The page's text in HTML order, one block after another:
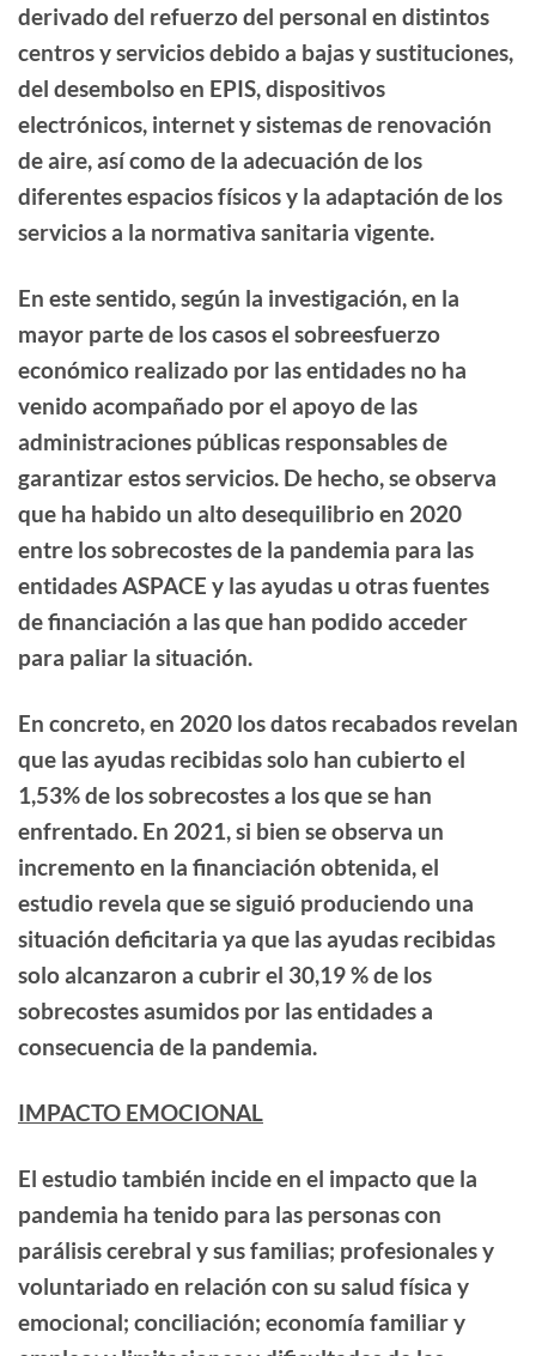
derivado del refuerzo del personal en distintos
centros y servicios debido a bajas y sustituciones,
del desembolso en EPIS,dispositivos
electrónicos, internet y sistemas de renovación
de aire, así como de la adecuación de los
diferentes espacios físicos y la adaptación de los
servicios a la normativa sanitaria vigente.
En este sentido, según la investigación, en la
mayor parte de los casos el sobreesfuerzo
económico realizado por las entidades no ha
venido acompañado por el apoyo de las
administraciones públicas responsables de
garantizar estos servicios. De hecho, se observa
que ha habido un alto desequilibrio en 2020
entre los sobrecostes de la pandemia para las
entidades ASPACE y las ayudas u otras fuentes
de financiación a las que han podido acceder
para paliar la situación.
En concreto, en 2020 los datos recabados revelan
que las ayudas recibidas solo han cubierto el
1,53% de los sobrecostesa los que se han
enfrentado. En 2021,si bien se observa un
incremento en la financiación obtenida, el
estudio revela que se siguió produciendo una
situación deficitaria ya que lasayudas recibidas
solo alcanzaron a cubrir el 30,19 % de los
sobrecostesasumidos por las entidades a
consecuencia de la pandemia.
IMPACTO EMOCIONAL
El estudio también incide en el impacto que la
pandemia ha tenido para las personas con
parálisis cerebral y sus familias; profesionales y
voluntariado en relación con su salud física y
emocional; conciliación; economía familiar y